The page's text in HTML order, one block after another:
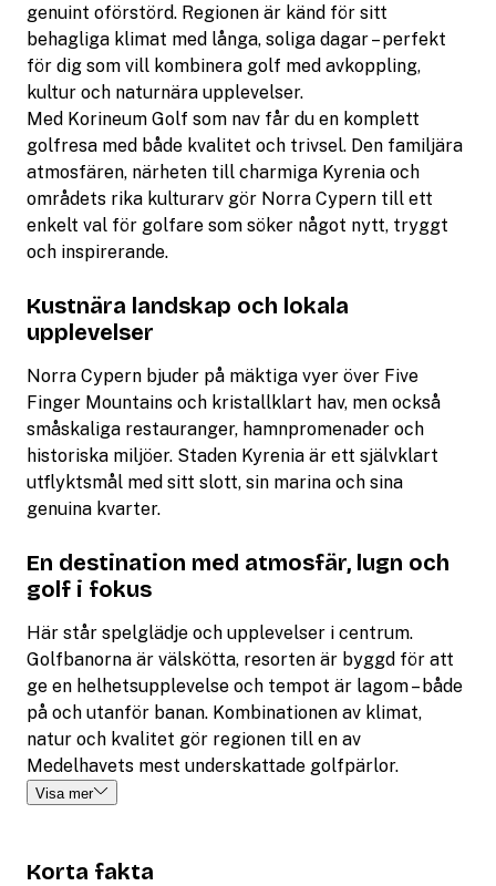
genuint oförstörd. Regionen är känd för sitt
behagliga klimat med långa, soliga dagar – perfekt
för dig som vill kombinera golf med avkoppling,
kultur och naturnära upplevelser.
Med Korineum Golf som nav får du en komplett
golfresa med både kvalitet och trivsel. Den familjära
atmosfären, närheten till charmiga Kyrenia och
områdets rika kulturarv gör Norra Cypern till ett
enkelt val för golfare som söker något nytt, tryggt
och inspirerande.
Kustnära landskap och lokala
upplevelser
Norra Cypern bjuder på mäktiga vyer över Five
Finger Mountains och kristallklart hav, men också
småskaliga restauranger, hamnpromenader och
historiska miljöer. Staden Kyrenia är ett självklart
utflyktsmål med sitt slott, sin marina och sina
genuina kvarter.
En destination med atmosfär, lugn och
golf i fokus
Här står spelglädje och upplevelser i centrum.
Golfbanorna är välskötta, resorten är byggd för att
ge en helhetsupplevelse och tempot är lagom – både
på och utanför banan. Kombinationen av klimat,
natur och kvalitet gör regionen till en av
Medelhavets mest underskattade golfpärlor.
Visa mer
Korta fakta